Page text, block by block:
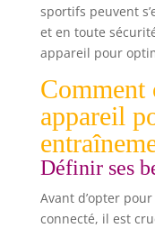
sportifs peuvent
et en toute
appareil pour
Comment
appareil
Définir ses
Avant d’opter
connecté, il est